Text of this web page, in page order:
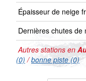
Épaisseur de neige
Dernières chutes de
Autres stations en
(0) /bonne piste (0)